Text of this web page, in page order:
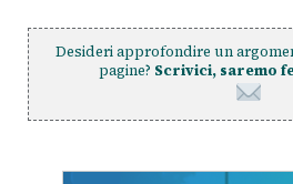
Desideri approfondire un
pagine? Scrivici, saremo